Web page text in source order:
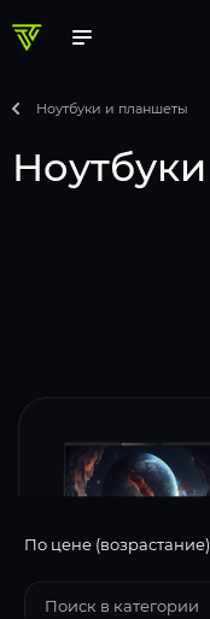
Ноутбуки и планшеты
Ноутбуки
По цене (возрастание)